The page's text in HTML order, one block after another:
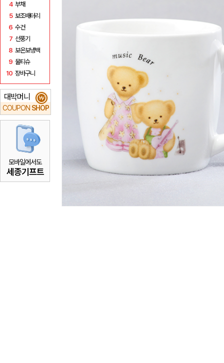
4 부채
5 보조배터리
6 수건
7 선풍기
8 보온보냉백
9 물티슈
10 장바구니
대박머니
COUPON SHOP
₩
모바일에서도
세종기프트